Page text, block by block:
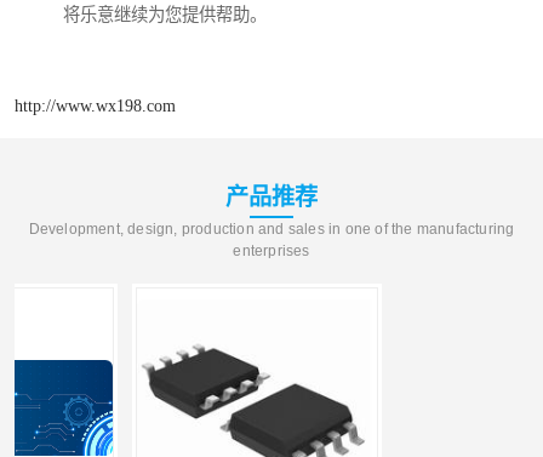
将乐意继续为您提供帮助。
http://www.wx198.com
产品推荐
Development, design, production and sales in one of the manufacturing
enterprises